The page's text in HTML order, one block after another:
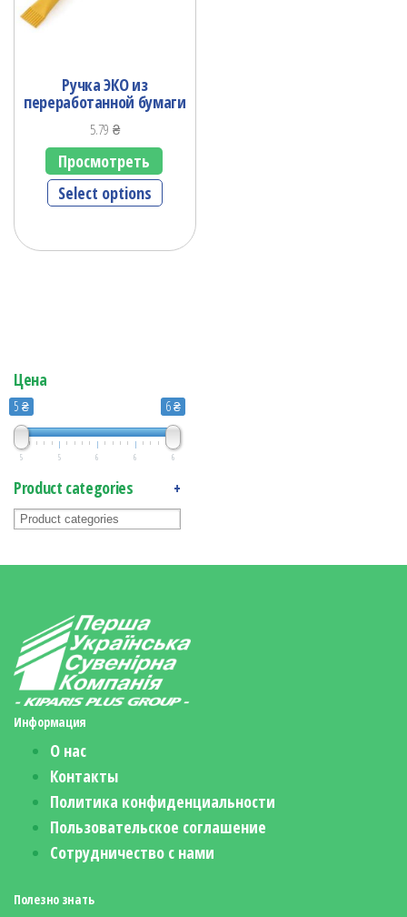
Ручка ЭКO из
переработанной бумаги
5.79 ₴
Просмотреть
Select options
Цена
5 ₴ 6 ₴
5 5 6 6 6
Product categories +
Информация
О нас
Контакты
Политика конфиденциальности
Пользовательское соглашение
Сотрудничество с нами
Полезно знать